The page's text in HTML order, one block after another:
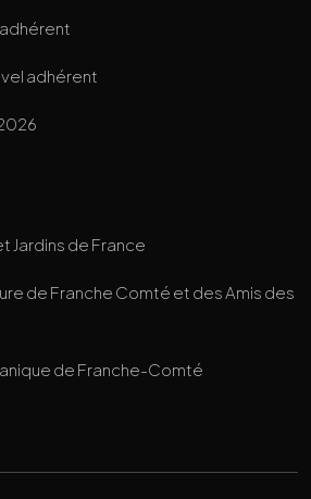
adhérent
Jardins de France
de Franche Comté et des Amis des
de Franche-Comté